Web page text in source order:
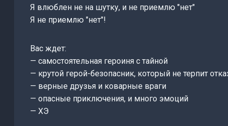
Я влюблен не на шутку, и не приемлю "нет"
Я не приемлю "нет"!
Вас ждет:
— самостоятельная героиня с тайной
— крутой герой-безопасник, который не терпит
— верные друзья и коварные враги
— опасные приключения, и много эмоций
— ХЭ